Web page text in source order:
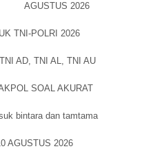
AGUSTUS 2026
TNI-POLRI 2026
AD, TNI AL, TNI AU
SOAL AKURAT
dan tamtama
AGUSTUS 2026